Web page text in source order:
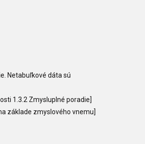
Netabuľkové dáta sú
1.3.2 Zmysluplné poradie]
základe zmyslového vnemu]